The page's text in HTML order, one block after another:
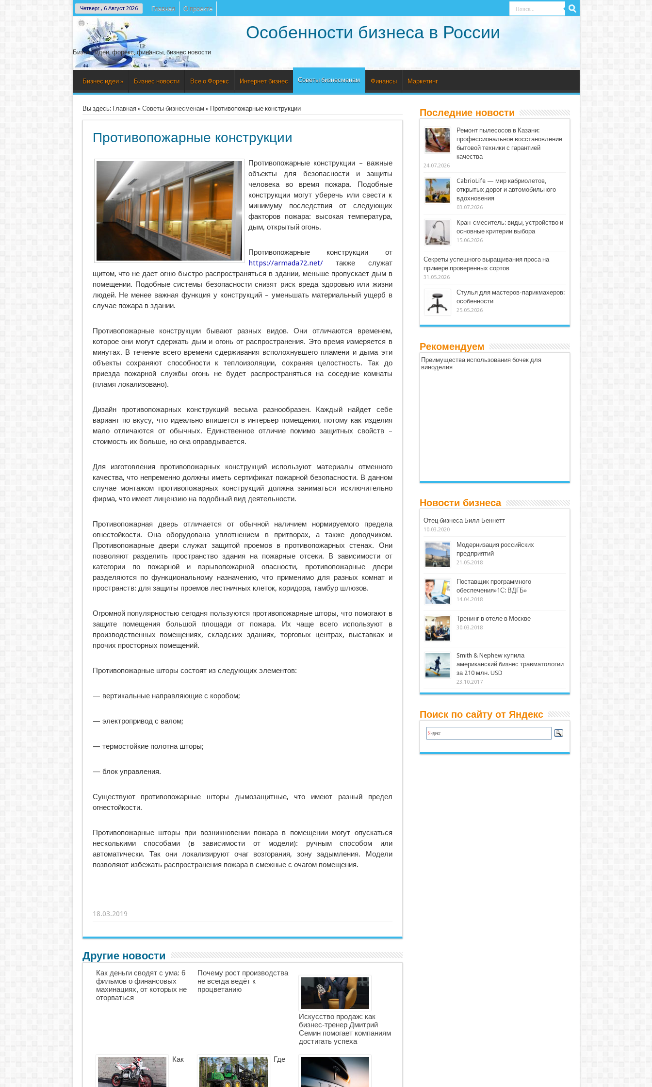
Четверг , 6 Август 2026 Главная О проекте
Особенности бизнеса в России
Бизнес идеи, форекс, финансы, бизнес новости
Бизнес идеи » Бизнес новости Все о Форекс Интернет бизнес Советы бизнесменам Финансы Маркетинг
Вы здесь: Главная» Советы бизнесменам » Противопожарные конструкции
Противопожарные конструкции
Противопожарные конструкции – важные
объекты для безопасности и защиты
человека во время пожара. Подобные
конструкции могут уберечь или свести к
минимуму последствия от следующих
факторов пожара: высокая температура,
дым, открытый огонь.
Противопожарные конструкции от
https://armada72.net/также служат
щитом, что не дает огню быстро распространяться в здании, меньше пропускает дым в
помещении. Подобные системы безопасности снизят риск вреда здоровью или жизни
людей. Не менее важная функция у конструкций – уменьшать материальный ущерб в
случае пожара в здании.
Противопожарные конструкции бывают разных видов. Они отличаются временем,
которое они могут сдержать дым и огонь от распространения. Это время измеряется в
минутах. В течение всего времени сдерживания всполохнувшего пламени и дыма эти
объекты сохраняют способности к теплоизоляции, сохраняя целостность. Так до
приезда пожарной службы огонь не будет распространяться на соседние комнаты
(пламя локализовано).
Дизайн противопожарных конструкций весьма разнообразен. Каждый найдет себе
вариант по вкусу, что идеально впишется в интерьер помещения, потому как изделия
мало отличаются от обычных. Единственное отличие помимо защитных свойств –
стоимость их больше, но она оправдывается.
Для изготовления противопожарных конструкций используют материалы отменного
качества, что непременно должны иметь сертификат пожарной безопасности. В данном
случае монтажом противопожарных конструкций должна заниматься исключительно
фирма, что имеет лицензию на подобный вид деятельности.
Противопожарная дверь отличается от обычной наличием нормируемого предела
огнестойкости. Она оборудована уплотнением в притворах, а также доводчиком.
Противопожарные двери служат защитой проемов в противопожарных стенах. Они
позволяют разделить пространство здания на пожарные отсеки. В зависимости от
категории по пожарной и взрывопожарной опасности, противопожарные двери
разделяются по функциональному назначению, что применимо для разных комнат и
пространств: для защиты проемов лестничных клеток, коридора, тамбур шлюзов.
Огромной популярностью сегодня пользуются противопожарные шторы, что помогают в
защите помещения большой площади от пожара. Их чаще всего используют в
производственных помещениях, складских зданиях, торговых центрах, выставках и
прочих просторных помещений.
Противопожарные шторы состоят из следующих элементов:
— вертикальные направляющие с коробом;
— электропривод с валом;
— термостойкие полотна шторы;
— блок управления.
Существуют противопожарные шторы дымозащитные, что имеют разный предел
огнестойкости.
Противопожарные шторы при возникновении пожара в помещении могут опускаться
несколькими способами (в зависимости от модели): ручным способом или
автоматически. Так они локализируют очаг возгорания, зону задымления. Модели
позволяют избежать распространения пожара в смежные с очагом помещения.
18.03.2019
Другие новости
Как деньги сводят с ума: 6
фильмов о финансовых
махинациях, от которых не
оторваться
Почему рост производства
не всегда ведёт к
процветанию
Искусство продаж: как
бизнес-тренер Дмитрий
Семин помогает компаниям
достигать успеха
Как Где
Последние новости
Ремонт пылесосов в Казани:
профессиональное восстановление
бытовой техники с гарантией
качества
24.07.2026
CabrioLife — мир кабриолетов,
открытых дорог и автомобильного
вдохновения
03.07.2026
Кран-смеситель: виды, устройство и
основные критерии выбора
15.06.2026
Секреты успешного выращивания проса на
примере проверенных сортов
31.05.2026
Стулья для мастеров-парикмахеров:
особенности
25.05.2026
Рекомендуем
Преимущества использования бочек для
виноделия
Новости бизнеса
Отец бизнеса Билл Беннетт
10.03.2020
Модернизация российских
предприятий
21.05.2018
Поставщик программного
обеспечения»1С: ВДГБ»
14.04.2018
Тренинг в отеле в Москве
30.03.2018
Smith & Nephew купила
американский бизнес травматологии
за 210 млн. USD
23.10.2017
Поиск по сайту от Яндекс